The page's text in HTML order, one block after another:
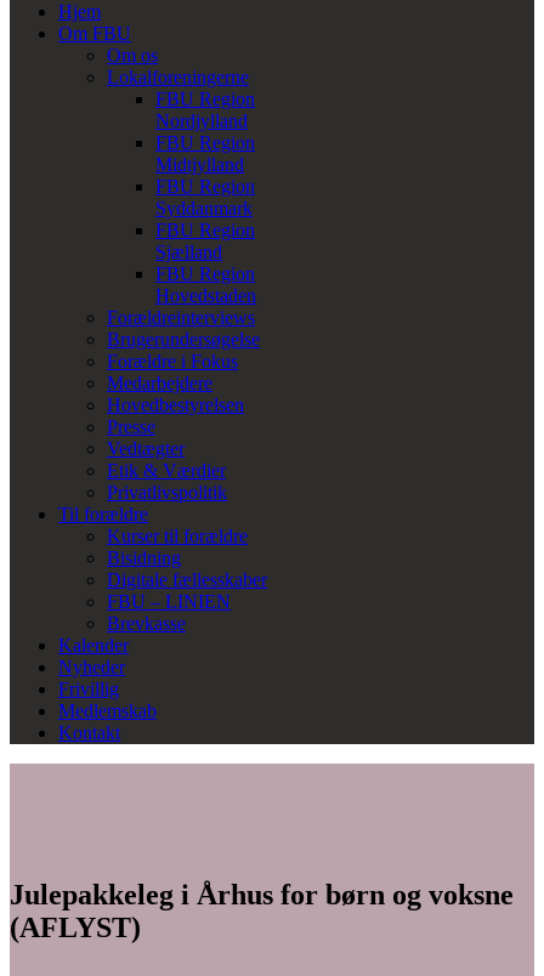
Hjem
Om FBU
Om os
Lokalforeningerne
FBU Region
Nordjylland
FBU Region
Midtjylland
FBU Region
Syddanmark
FBU Region
Sjælland
FBU Region
Hovedstaden
Forældreinterviews
Brugerundersøgelse
Forældre i Fokus
Medarbejdere
Hovedbestyrelsen
Presse
Vedtægter
Etik & Værdier
Privatlivspolitik
Til forældre
Kurser til forældre
Bisidning
Digitale fællesskaber
FBU – LINIEN
Brevkasse
Kalender
Nyheder
Frivillig
Medlemskab
Kontakt
Julepakkeleg i Århus for børn og voksne
(AFLYST)